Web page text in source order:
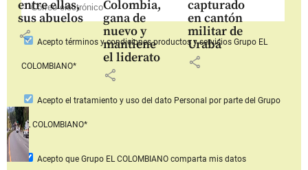
entre ellas,
sus abuelos
share
Colombia,
gana de
nuevo y
mantiene
el liderato
share
capturado
en cantón
militar de
Urabá
share
Aceptotérminos y condiciones productos y serviciosGrupo EL
COLOMBIANO*
Acepto el tratamiento y uso del dato Personal por parte del Grupo
EL COLOMBIANO*
Acepto que Grupo EL COLOMBIANOcomparta mis datos